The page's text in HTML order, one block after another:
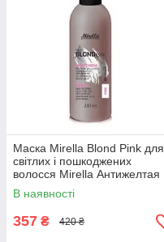
Маска Mirella Blond Pink для
світлих і пошкоджених
волосся Mirella Антижелтая
маска для волосся 300 мл
(10301)
В наявності
357 ₴ 420 ₴